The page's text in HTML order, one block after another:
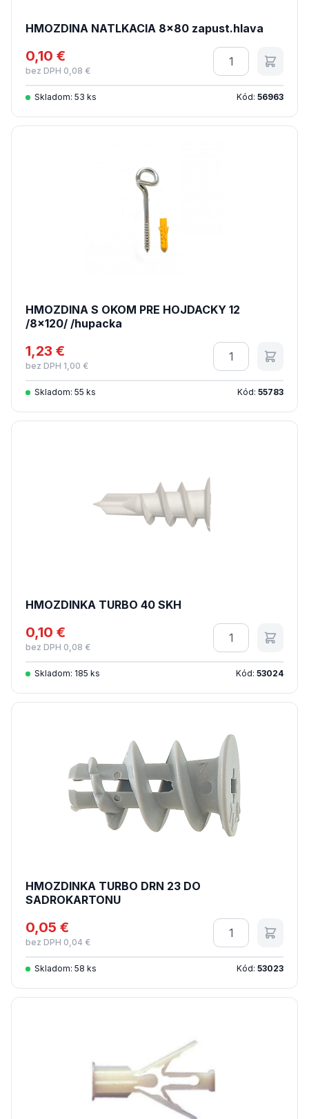
HMOZDINA NATLKACIA 8x80 zapust.hlava
0,10 €
bez DPH 0,08 €
Množstvo
Skladom: 53 ks Kód: 56963
HMOZDINA S OKOM PRE HOJDACKY 12
/8x120/ /hupacka
1,23 €
bez DPH 1,00 €
Množstvo
Skladom: 55 ks Kód: 55783
HMOZDINKA TURBO 40 SKH
0,10 €
bez DPH 0,08 €
Množstvo
Skladom: 185 ks Kód: 53024
HMOZDINKA TURBO DRN 23 DO
SADROKARTONU
0,05 €
bez DPH 0,04 €
Množstvo
Skladom: 58 ks Kód: 53023